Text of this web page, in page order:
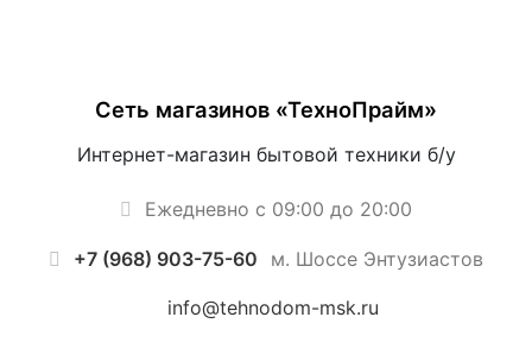
Сеть магазинов «ТехноПрайм»
Интернет-магазин бытовой техники б/у
Ежедневно с 09:00 до 20:00
+7 (968) 903-75-60 м. Шоссе Энтузиастов
info@tehnodom-msk.ru